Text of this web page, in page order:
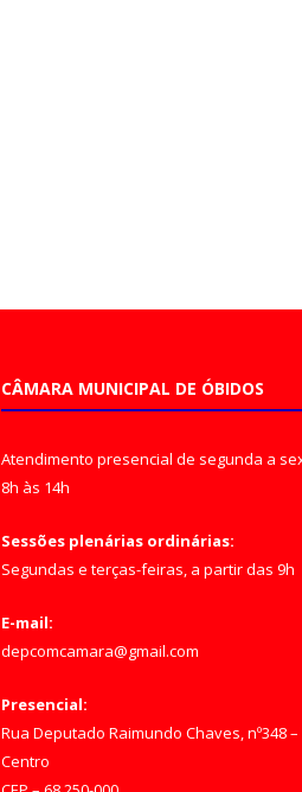
CÂMARA MUNICIPAL DE ÓBIDOS
Atendimento presencial de segunda a
8h às 14h
Sessões plenárias ordinárias:
Segundas e terças-feiras, a partir das 9h
E-mail:
depcomcamara@gmail.com
Presencial:
Rua Deputado Raimundo Chaves, nº348
Centro